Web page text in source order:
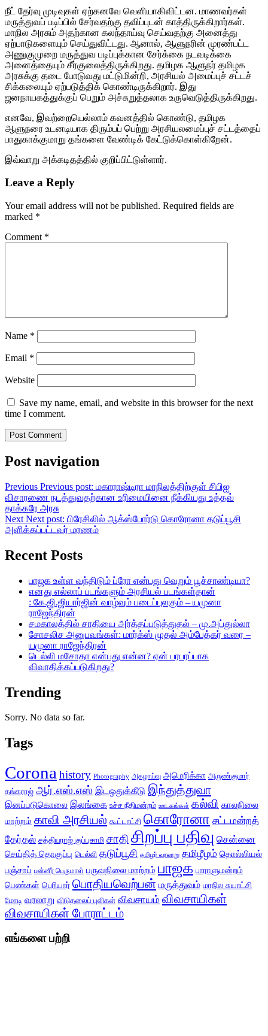
நீட் தேர்வு முடிவுகள் ஏற்கனவே வெளியாகிவிட்டன. மாணவர்கள்
மருத்துவப் படிப்பில் சேர்வதற்கு தவிப்புடன் காத்திருக்கிறார்கள்.
மாநில அரசும் அதற்கான கலந்தாய்வு செய்வதற்கு அனைத்து
ஏற்பாடுகளையும் செய்துவிட்டது. ஆனால், ஆளுநரின் முரண்பட்ட
அணுகுமுறை மருத்துவ படிப்புக்கான சேர்க்கை நடவடிக்கை
அனைத்தையும் சீர்குலைத்திருக்கிறது. தமிழக ஆளுநர் தமிழக
அரசுக்கு தடை போடுவது மட்டுமின்றி, அரசியல் அமைப்புச் சட்டச்
சிக்கலையும் ஏற்படுத்திக் கொண்டிருக்கிறார். இது
ஜனநாயகத்துக்குப் பெறும் அச்சுறுத்தலாக உருவெடுத்திருக்கிறது.
எனவே, இவற்றையெல்லாம் கவனத்தில் கொண்டு, தமிழக
ஆளுநரை உடனடியாக திரும்பப் பெற்று அரசியலமைப்புச் சட்டத்தைப்
பாதுகாக்குமாறு தங்களை வேண்டிக் கேட்டுக்கொள்கிறேன்.
இவ்வாறு அக்கடிதத்தில் குறிப்பிட்டுள்ளார்.
Leave a Reply
Your email address will not be published. Required fields are
marked *
Comment *
Name *
Email *
Website
Save my name, email, and website in this browser for the next
time I comment.
Post navigation
Previous Previous post: மகாராஷ்டிரா மாநிலத்திற்குள் சிபிஐ
விசாரணை நடத்துவதற்கான உரிமையினை நீக்கியது உத்தவ்
தாக்கரே அரசு
Next Next post: பிரேசிலில் ஆக்ஸ்போர்டு கொரோனா தடுப்பூசி
அளிக்கப்பட்டவர் மரணம்
Recent Posts
பாஜக உள்ள வந்திடும் ப்ரோ என்பது வெறும் பூச்சாண்டியா?
எனது எல்லாப் படங்களும் அரசியல் படங்கள்தான்
: கே.ஜி.ஜியார்ஜின் வாழ்வும் படைப்புலகும் – யமுனா
ராஜேந்திரன்
சமகாலத்தில் சாதியை அர்த்தப்படுத்துதல் – மு.அப்துல்லா
சோசலிச அனுபவங்கள்: மார்க்ஸ் முதல் அம்பேத்கர் வரை –
யமுனா ராஜேந்திரன்
டெல்லி மசோதா என்பது என்ன? ஏன் பரபரப்பாக
விவாதிக்கப்படுகிறது?
Trending
Sorry. No data so far.
Tags
Corona history Photography அகழாய்வு அமெரிக்கா அருண்குமார்
தங்கராஜ் ஆர்.எஸ்.எஸ் இடஒதுக்கீடு இந்துத்துவா
இனப்படுகொலை இலங்கை உச்ச நீதிமன்றம் ஊடகங்கள் கல்வி காலநிலை
மாற்றம் காவி அரசியல் கூட்டாட்சி கொரோனா சட்டமன்றத்
தேர்தல் சத்தியராஜ் குப்புசாமி சாதிசிறப்பு பதிவு சென்னை
செய்தித் தொகுப்பு டெல்லி தடுப்பூசி தமிழர் வரலாறு தமிழீழம் தொல்லியல்
பஞ்சாப் பன்னீர் பெருமாள் பருவநிலை மாற்றம் பாஜக பாராளுமன்றம்
பெண்கள் பெரியார் பொதியவெற்பன் மருத்துவம் மாநில சுயாட்சி
மோடி வரலாறு விடுதலைப் புலிகள் விவசாயம் விவசாயிகள்
விவசாயிகள் போராட்டம்
எங்களை பற்றி